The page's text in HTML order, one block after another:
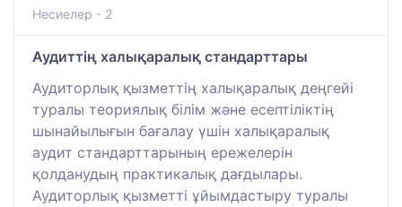
Несиелер - 2
Аудиттің халықаралық стандарттары
Аудиторлық қызметтің халықаралық деңгейі
туралы теориялық білім және есептіліктің
шынайылығын бағалау үшін халықаралық
аудит стандарттарының ережелерін
қолданудың практикалық дағдылары.
Аудиторлық қызметті ұйымдастыру туралы